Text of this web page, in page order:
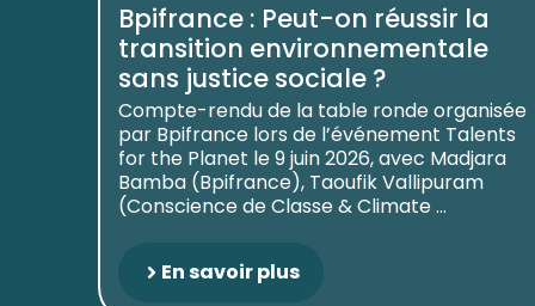
Bpifrance : Peut-on réussir la
transition environnementale
sans justice sociale ?
Compte-rendu de la table ronde organisée
par Bpifrance lors de l’événement Talents
for the Planet le 9 juin 2026, avec Madjara
Bamba (Bpifrance), Taoufik Vallipuram
(Conscience de Classe & Climate ...
En savoir plus